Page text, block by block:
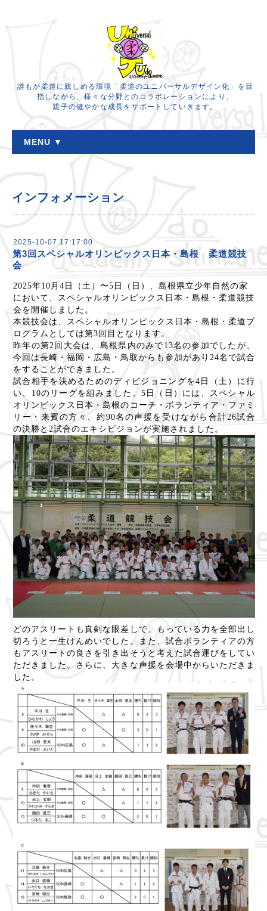
誰もが柔道に親しめる環境「柔道のユニバーサルデザイン化」を目
指しながら、様々な分野とのコラボレーションにより、
親子の健やかな成長をサポートしていきます。
MENU ▼
インフォメーション
2025-10-07 17:17:00
第3回スペシャルオリンピックス日本・島根 柔道競技
会
2025年10 月 4 日（土）〜5 日（日）、島根県立少年自然の家
において、スペシャルオリンピックス日本・島根・柔道競技
会を開催しました。
本競技会は、スペシャルオリンピックス日本・島根・柔道プ
ログラムとしては第3 回目となります。
昨年の第2 回大会は、島根県内のみで 13名の参加でしたが、
今回は長崎・福岡・広島・鳥取からも参加があり 24名で試合
をすることができました。
試合相手を決めるためのディビジョニングを4 日（土）に行
い、 10のリーグを組みました。 5 日（日）には、スペシャル
オリンピックス日本・島根のコーチ・ボランティア・ファミ
リー・来賓の方々、約 90名の声援を受けながら合計26試合
の決勝と 2試合のエキシビジョンが実施されました。
どのアスリートも真剣な眼差しで、もっている力を全部出し
切ろうと一生けんめいでした。また、試合ボランティアの方
もアスリートの良さを引き出そうと考えた試合運びをしてい
ただきました。さらに、大きな声援を会場中からいただきま
した。